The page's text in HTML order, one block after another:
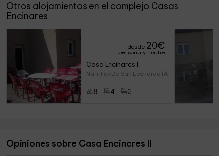
Otros alojamientos en el complejo Casas
Encinares
desde 20€
persona y noche
Casa Encinares I
Narrillos De San Leonardo (Áv
8 4 3
Opiniones sobre Casa Encinares II